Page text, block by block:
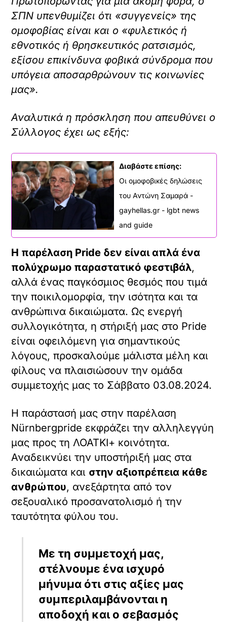
ΣΠΝ υπενθυμίζει ότι «συγγενείς» της
ομοφοβίας είναι και ο «φυλετικός ή
εθνοτικός ή θρησκευτικός ρατσισμός,
εξίσου επικίνδυνα φοβικά σύνδρομα που
υπόγεια αποσαρθρώνουν τις κοινωνίες
μας».
Αναλυτικά η πρόσκληση που απευθύνει ο
Σύλλογος έχει ως εξής:
Διαβάστε επίσης:
Οι ομοφοβικές δηλώσεις
του Αντώνη Σαμαρά -
gayhellas.gr - lgbt news
and guide
Η παρέλαση Pride δεν είναι απλά ένα
πολύχρωμο παραστατικό φεστιβάλ,
αλλά ένας παγκόσμιος θεσμός που τιμά
την ποικιλομορφία, την ισότητα και τα
ανθρώπινα δικαιώματα. Ως ενεργή
συλλογικότητα, η στήριξή μας στο Pride
είναι οφειλόμενη για σημαντικούς
λόγους, προσκαλούμε μάλιστα μέλη και
φίλους να πλαισιώσουν την ομάδα
συμμετοχής μας το Σάββατο 03.08.2024.
Η παράστασή μας στην παρέλαση
Nürnbergpride εκφράζει την αλληλεγγύη
μας προς τη ΛΟΑΤΚΙ+ κοινότητα.
Αναδεικνύει την υποστήριξή μας στα
δικαιώματα και στην αξιοπρέπεια κάθε
ανθρώπου, ανεξάρτητα από τον
σεξουαλικό προσανατολισμό ή την
ταυτότητα φύλου του.
Με τη συμμετοχή μας,
στέλνουμε ένα ισχυρό
μήνυμα ότι στις αξίες μας
συμπεριλαμβάνονται η
αποδοχή και ο σεβασμός